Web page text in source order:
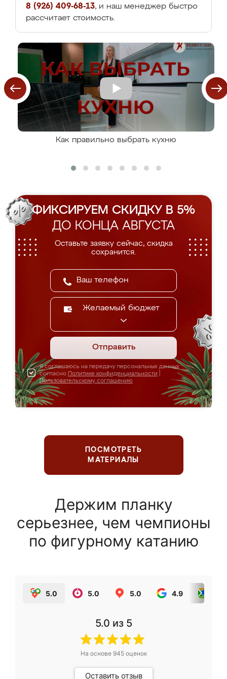
8 (926) 409-68-13, и наш менеджер быстро
рассчитает стоимость.
Как правильно выбрать кухню
ФИКСИРУЕМ СКИДКУ В 5%
ДО КОНЦА АВГУСТА
Оставьте заявку сейчас, скидка
сохранится.
Желаемый бюджет
Отправить
Я соглашаюсь на передачу персональных данных
согласно Политике конфиденциальности
Пользовательскому соглашению
ПОСМОТРЕТЬ
МАТЕРИАЛЫ
Держим планку
серьезнее, чем чемпионы
по фигурному катанию
5.0 5.0 5.0 4.9
5.0 из 5
На основе 945оценок
Оставить отзыв